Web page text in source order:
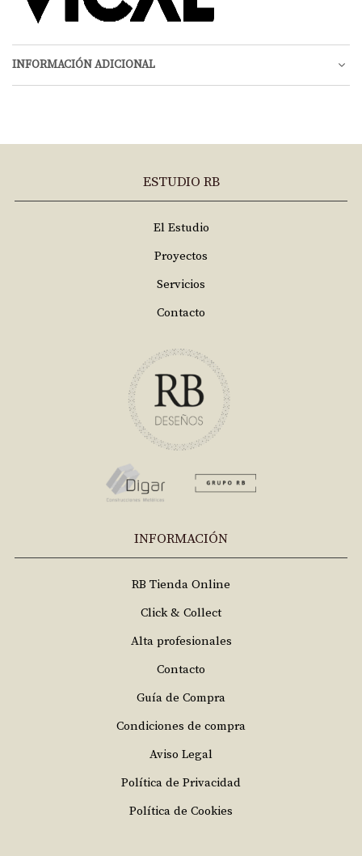
INFORMACIÓN ADICIONAL
ESTUDIO RB
El Estudio
Proyectos
Servicios
Contacto
INFORMACIÓN
RB Tienda Online
Click & Collect
Alta profesionales
Contacto
Guía de Compra
Condiciones de compra
Aviso Legal
Política de Privacidad
Política de Cookies